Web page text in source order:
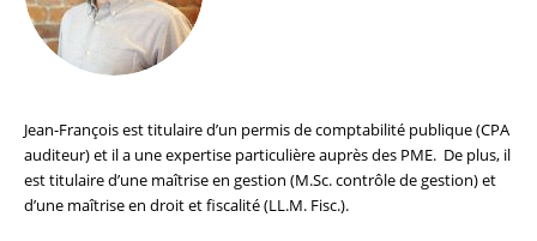
Jean-François est titulaire d’un permis de comptabilité publique (CPA
auditeur) et il a une expertise particulière auprès des PME. De plus, il
est titulaire d’une maîtrise en gestion (M.Sc. contrôle de gestion) et
d’une maîtrise en droit et fiscalité (LL.M. Fisc.).